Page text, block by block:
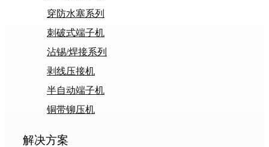
穿防水塞系列
刺破式端子机
沾锡/焊接系列
剥线压接机
半自动端子机
铜带铆压机
解决方案